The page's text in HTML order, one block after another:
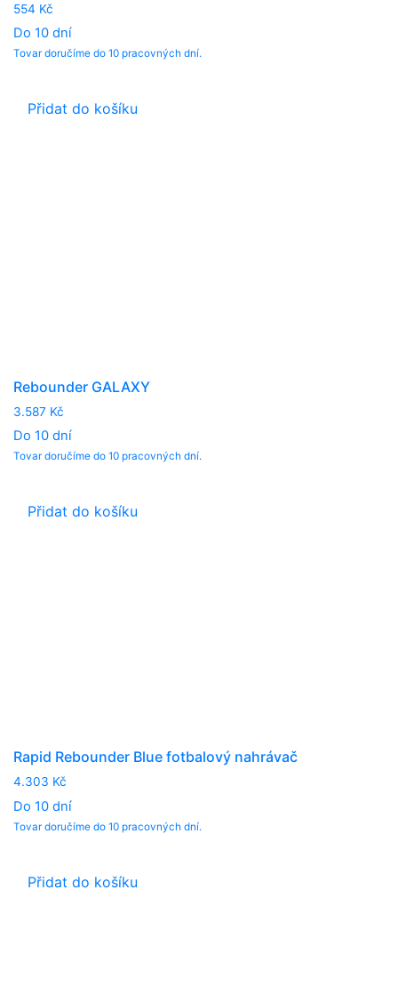
554 Kč
Do 10 dní
Tovar doručíme do 10 pracovných dní.
Přidat do košíku
Rebounder GALAXY
3.587 Kč
Do 10 dní
Tovar doručíme do 10 pracovných dní.
Přidat do košíku
Rapid Rebounder Blue fotbalový nahrávač
4.303 Kč
Do 10 dní
Tovar doručíme do 10 pracovných dní.
Přidat do košíku